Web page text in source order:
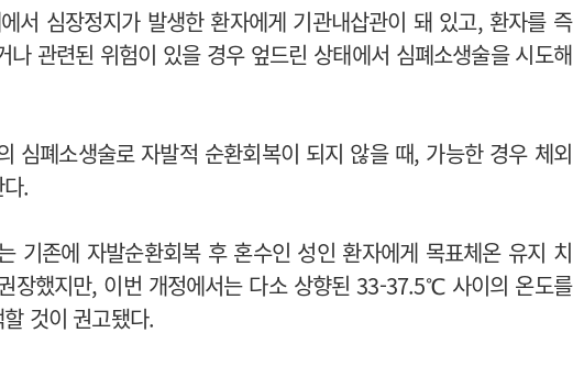
서 심장정지가 발생한 환자에게 기관내삽관이 돼 있고, 환자를 즉
나 관련된 위험이 있을 경우 엎드린 상태에서 심폐소생술을 시도해
심폐소생술로 자발적 순환회복이 되지 않을 때, 가능한 경우 체외
.
기존에 자발순환회복 후 혼수인 성인 환자에게 목표체온 유지 치
했지만, 이번 개정에서는 다소 상향된 33-37.5℃ 사이의 온도를
것이 권고됐다.